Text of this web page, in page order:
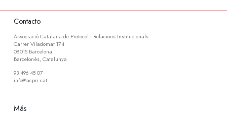
Contacto
Associació Catalana de Protocol i Relacions Institucionals
Carrer Viladomat 174
08015 Barcelona
Barcelonès, Catalunya
93 496 45 07
info@acpri.cat
Más